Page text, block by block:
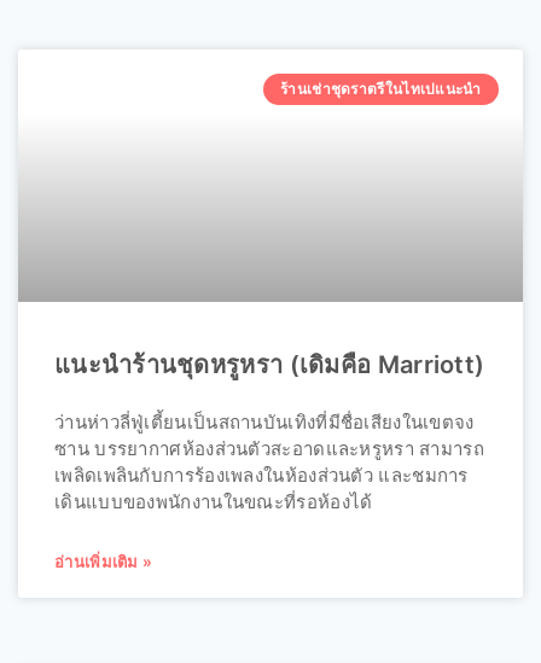
ร้านเช่าชุดราตรีในไทเปแนะนำ
แนะนำร้านชุดหรูหรา (เดิมคือ Marriott)
ว่านห่าวลี่ฟู่เตี้ยนเป็นสถานบันเทิงที่มีชื่อเสียงในเขตจง
ซาน บรรยากาศห้องส่วนตัวสะอาดและหรูหรา สามารถ
เพลิดเพลินกับการร้องเพลงในห้องส่วนตัว และชมการ
เดินแบบของพนักงานในขณะที่รอห้องได้
อ่านเพิ่มเติม »